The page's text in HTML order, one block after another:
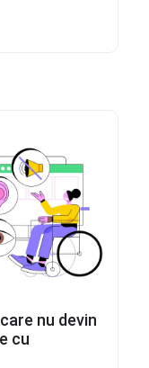
nu devin
cu